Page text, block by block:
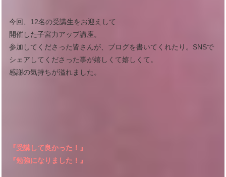
今回、12名の受講生をお迎えして
開催した子宮力アップ講座。
参加してくださった皆さんが、ブログを書いてくれたり。SNSで
シェアしてくださった事が嬉しくて嬉しくて。
感謝の気持ちが溢れました。
『受講して良かった！』
『勉強になりました！』